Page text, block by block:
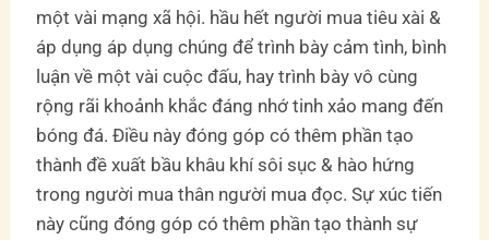
một vài mạng xã hội. hầu hết người mua tiêu xài &
áp dụng áp dụng chúng để trình bày cảm tình, bình
luận về một vài cuộc đấu, hay trình bày vô cùng
rộng rãi khoảnh khắc đáng nhớ tinh xảo mang đến
bóng đá. Điều này đóng góp có thêm phần tạo
thành đề xuất bầu khâu khí sôi sục & hào hứng
trong người mua thân người mua đọc. Sự xúc tiến
này cũng đóng góp có thêm phần tạo thành sự